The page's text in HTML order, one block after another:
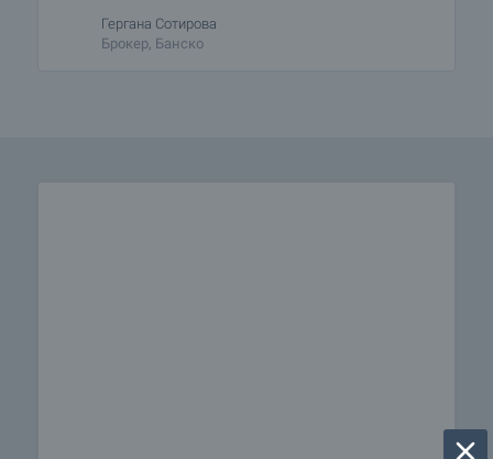
Гергана Сотирова
Брокер, Банско